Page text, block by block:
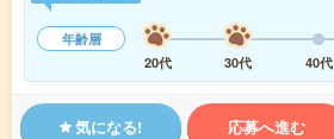
年齢層
20代
30代 40代
気になる! 応募へ進む